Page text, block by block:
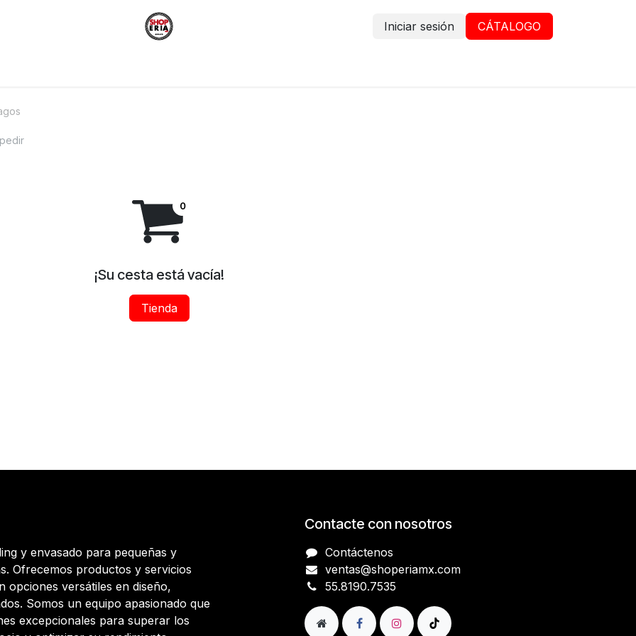
Iniciar sesión CÁTALOGO
¡Su cesta está vacía!
Tienda
y envasado para pequeñas y
Ofrecemos productos y servicios
opciones versátiles en diseño,
Somos un equipo apasionado que
excepcionales para superar los
Contacte con nosotros
Contáctenos
ventas@shoperiamx.com
​​​​​​​​​​​5​5​.​8​1​9​0​.​7​5​3​5